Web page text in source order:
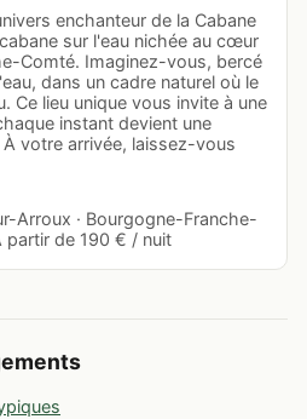
enchanteur de la Cabane
sur l'eau nichée au cœur
Comté. Imaginez-vous, bercé
dans un cadre naturel où le
Ce lieu unique vous invite à une
instant devient une
votre arrivée, laissez-vous
Arroux · Bourgogne-Franche-
partir de 190 € / nuit